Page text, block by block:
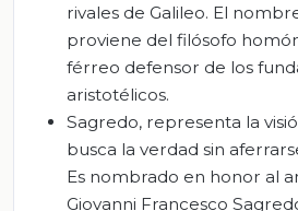
rivales de Galileo. El
proviene del filósofo
férreo defensor de los
aristotélicos.
Sagredo, representa la
busca la verdad sin
Es nombrado en honor al
Giovanni Francesco